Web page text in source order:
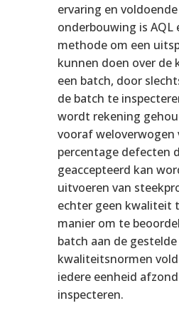
ervaring en
onderbouwing is AQL
methode om een
kunnen doen over de
een batch, door
de batch te
wordt rekening
vooraf weloverwogen
percentage defecten
geaccepteerd kan
uitvoeren van
echter geen kwaliteit
manier om te
batch aan de gestelde
kwaliteitsnormen
iedere eenheid
inspecteren.